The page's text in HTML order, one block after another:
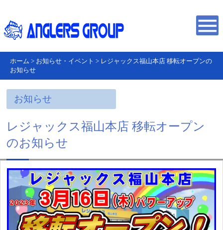
ホーム > お知らせ・イベント > レジャックス福山本店 移転オープンの
お知らせ
お知らせ
レジャックス福山本店 移転オープン
のお知らせ